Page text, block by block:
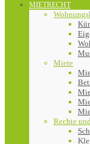
MIETRECHT
Miete
Rechte